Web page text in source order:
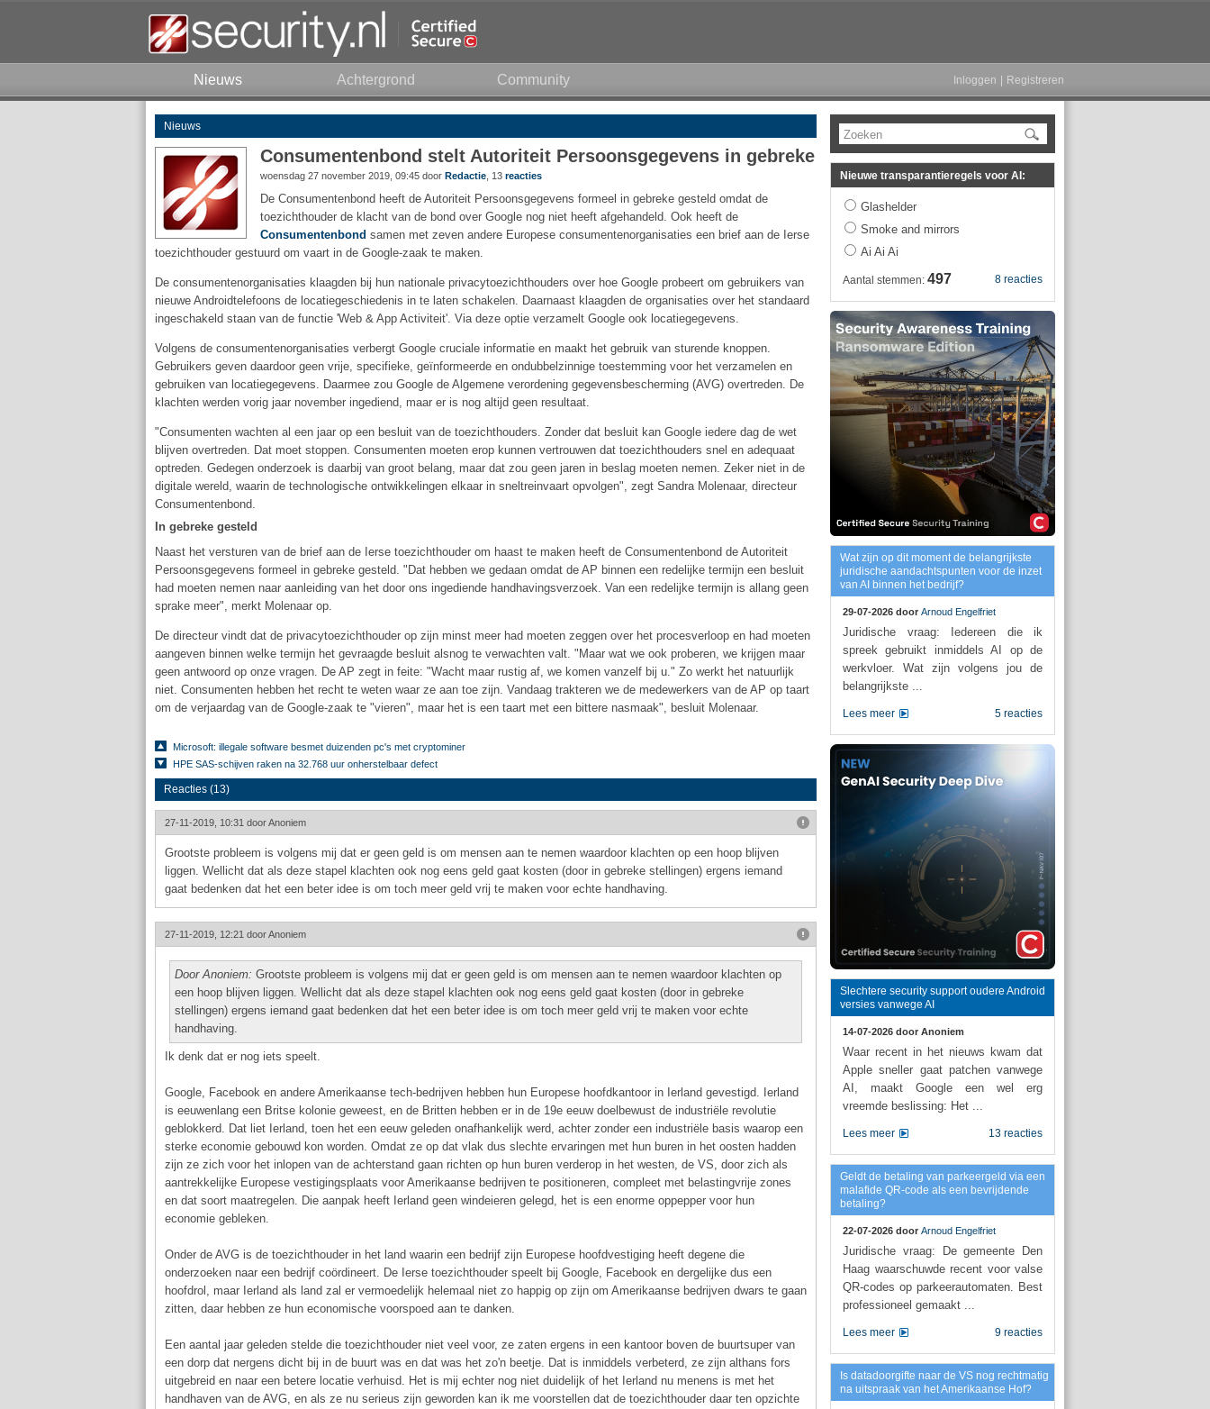
Nieuws Achtergrond Community Inloggen Registreren
Nieuws
Consumentenbond stelt Autoriteit Persoonsgegevens in gebreke
woensdag 27 november 2019, 09:45 door Redactie , 13 reacties
De Consumentenbond heeft de Autoriteit Persoonsgegevens formeel in gebreke gesteld omdat de
toezichthouder de klacht van de bond over Google nog niet heeft afgehandeld. Ook heeft de
Consumentenbond samen met zeven andere Europese consumentenorganisaties een brief aan de Ierse
toezichthouder gestuurd om vaart in de Google-zaak te maken.
De consumentenorganisaties klaagden bij hun nationale privacytoezichthouders over hoe Google probeert om gebruikers van
nieuwe Androidtelefoons de locatiegeschiedenis in te laten schakelen. Daarnaast klaagden de organisaties over het standaard
ingeschakeld staan van de functie 'Web & App Activiteit'. Via deze optie verzamelt Google ook locatiegegevens.
Volgens de consumentenorganisaties verbergt Google cruciale informatie en maakt het gebruik van sturende knoppen.
Gebruikers geven daardoor geen vrije, specifieke, geïnformeerde en ondubbelzinnige toestemming voor het verzamelen en
gebruiken van locatiegegevens. Daarmee zou Google de Algemene verordening gegevensbescherming (AVG) overtreden. De
klachten werden vorig jaar november ingediend, maar er is nog altijd geen resultaat.
"Consumenten wachten al een jaar op een besluit van de toezichthouders. Zonder dat besluit kan Google iedere dag de wet
blijven overtreden. Dat moet stoppen. Consumenten moeten erop kunnen vertrouwen dat toezichthouders snel en adequaat
optreden. Gedegen onderzoek is daarbij van groot belang, maar dat zou geen jaren in beslag moeten nemen. Zeker niet in de
digitale wereld, waarin de technologische ontwikkelingen elkaar in sneltreinvaart opvolgen", zegt Sandra Molenaar, directeur
Consumentenbond.
In gebreke gesteld
Naast het versturen van de brief aan de Ierse toezichthouder om haast te maken heeft de Consumentenbond de Autoriteit
Persoonsgegevens formeel in gebreke gesteld. "Dat hebben we gedaan omdat de AP binnen een redelijke termijn een besluit
had moeten nemen naar aanleiding van het door ons ingediende handhavingsverzoek. Van een redelijke termijn is allang geen
sprake meer", merkt Molenaar op.
De directeur vindt dat de privacytoezichthouder op zijn minst meer had moeten zeggen over het procesverloop en had moeten
aangeven binnen welke termijn het gevraagde besluit alsnog te verwachten valt. "Maar wat we ook proberen, we krijgen maar
geen antwoord op onze vragen. De AP zegt in feite: "Wacht maar rustig af, we komen vanzelf bij u." Zo werkt het natuurlijk
niet. Consumenten hebben het recht te weten waar ze aan toe zijn. Vandaag trakteren we de medewerkers van de AP op taart
om de verjaardag van de Google-zaak te "vieren", maar het is een taart met een bittere nasmaak", besluit Molenaar.
Microsoft: illegale software besmet duizenden pc's met cryptominer
HPE SAS-schijven raken na 32.768 uur onherstelbaar defect
Reacties (13)
27-11-2019, 10:31 doorAnoniem
Grootste probleem is volgens mij dat er geen geld is om mensen aan te nemen waardoor klachten op een hoop blijven
liggen. Wellicht dat als deze stapel klachten ook nog eens geld gaat kosten (door in gebreke stellingen) ergens iemand
gaat bedenken dat het een beter idee is om toch meer geld vrij te maken voor echte handhaving.
27-11-2019, 12:21 doorAnoniem
Door Anoniem: Grootste probleem is volgens mij dat er geen geld is om mensen aan te nemen waardoor klachten op
een hoop blijven liggen. Wellicht dat als deze stapel klachten ook nog eens geld gaat kosten (door in gebreke
stellingen) ergens iemand gaat bedenken dat het een beter idee is om toch meer geld vrij te maken voor echte
handhaving.
Ik denk dat er nog iets speelt.
Google, Facebook en andere Amerikaanse tech-bedrijven hebben hun Europese hoofdkantoor in Ierland gevestigd. Ierland
is eeuwenlang een Britse kolonie geweest, en de Britten hebben er in de 19e eeuw doelbewust de industriële revolutie
geblokkerd. Dat liet Ierland, toen het een eeuw geleden onafhankelijk werd, achter zonder een industriële basis waarop een
sterke economie gebouwd kon worden. Omdat ze op dat vlak dus slechte ervaringen met hun buren in het oosten hadden
zijn ze zich voor het inlopen van de achterstand gaan richten op hun buren verderop in het westen, de VS, door zich als
aantrekkelijke Europese vestigingsplaats voor Amerikaanse bedrijven te positioneren, compleet met belastingvrije zones
en dat soort maatregelen. Die aanpak heeft Ierland geen windeieren gelegd, het is een enorme oppepper voor hun
economie gebleken.
Onder de AVG is de toezichthouder in het land waarin een bedrijf zijn Europese hoofdvestiging heeft degene die
onderzoeken naar een bedrijf coördineert. De Ierse toezichthouder speelt bij Google, Facebook en dergelijke dus een
hoofdrol, maar Ierland als land zal er vermoedelijk helemaal niet zo happig op zijn om Amerikaanse bedrijven dwars te gaan
zitten, daar hebben ze hun economische voorspoed aan te danken.
Een aantal jaar geleden stelde die toezichthouder niet veel voor, ze zaten ergens in een kantoor boven de buurtsuper van
een dorp dat nergens dicht bij in de buurt was en dat was het zo'n beetje. Dat is inmiddels verbeterd, ze zijn althans fors
uitgebreid en naar een betere locatie verhuisd. Het is mij echter nog niet duidelijk of het Ierland nu menens is met het
handhaven van de AVG, en als ze nu serieus zijn geworden kan ik me voorstellen dat de toezichthouder daar ten opzichte
Zoeken
Nieuwe transparantieregels voor AI:
Glashelder
Smoke and mirrors
Ai Ai Ai
8 reacties
Aantal stemmen: 497
Wat zijn op dit moment de belangrijkste
juridische aandachtspunten voor de inzet
van AI binnen het bedrijf?
29-07-2026 door Arnoud Engelfriet
Juridische vraag: Iedereen die ik
spreek gebruikt inmiddels AI op de
werkvloer. Wat zijn volgens jou de
belangrijkste ...
5 reacties
Lees meer
Slechtere security support oudere Android
versies vanwege AI
14-07-2026 door Anoniem
Waar recent in het nieuws kwam dat
Apple sneller gaat patchen vanwege
AI, maakt Google een wel erg
vreemde beslissing: Het ...
13 reacties
Lees meer
Geldt de betaling van parkeergeld via een
malafide QR-code als een bevrijdende
betaling?
22-07-2026 door Arnoud Engelfriet
Juridische vraag: De gemeente Den
Haag waarschuwde recent voor valse
QR-codes op parkeerautomaten. Best
professioneel gemaakt ...
9 reacties
Lees meer
Is datadoorgifte naar de VS nog rechtmatig
na uitspraak van het Amerikaanse Hof?